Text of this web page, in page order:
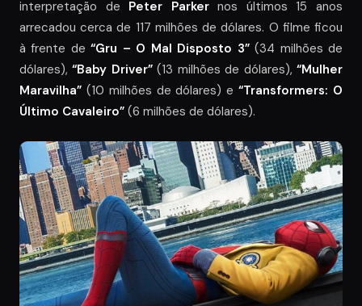
interpretação de Peter Parkernos últimos 15 anos
arrecadou cerca de 117 milhões de dólares. O filme ficou
à frente de “Gru – O Mal Disposto 3”(34 milhões de
dólares),“Baby Driver”(13 milhões de dólares),“Mulher
Maravilha” (10 milhões de dólares) e“Transformers: O
Último Cavaleiro” (6 milhões de dólares).